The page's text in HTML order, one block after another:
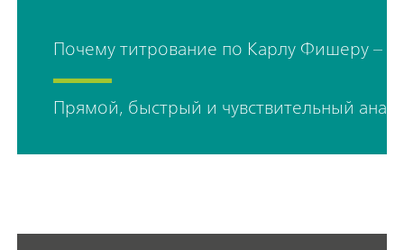
Почему титрование по
Прямой, быстрый и чувствительный